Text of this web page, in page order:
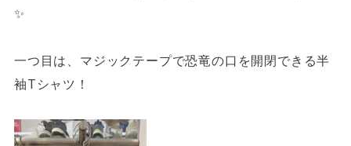
✨
一つ目は、マジックテープで恐竜の口を開閉できる半
袖Tシャツ！